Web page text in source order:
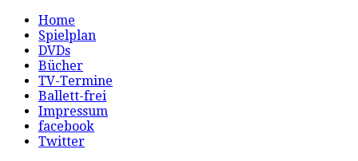
Home
Spielplan
DVDs
Bücher
TV-Termine
Ballett-frei
Impressum
facebook
Twitter